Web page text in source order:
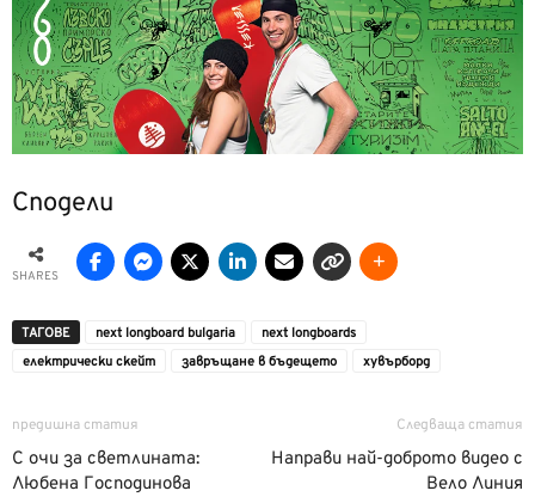
Сподели
SHARES
ТАГОВЕ next longboard bulgaria
next longboards
електрически скейт
завръщане в бъдещето хувърборд
предишна статия
С очи за светлината:
Любена Господинова
Следваща статия
Направи най-доброто видео с
Вело Линия